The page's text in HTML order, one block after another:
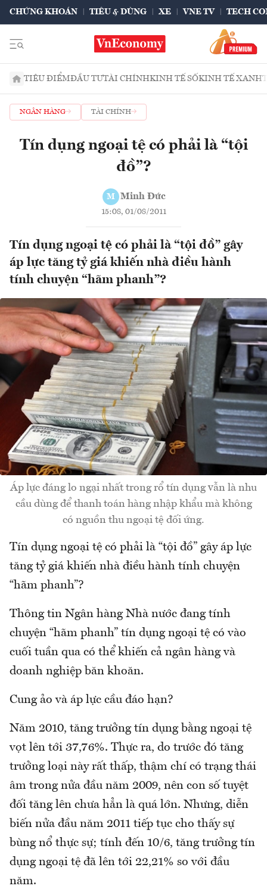
CHỨNG KHOÁN TIÊU & DÙNG XE VNE TV TECH
TIÊU ĐIỂMĐẦU TƯTÀI CHÍNHKINH TẾ SỐKINH TẾ XANH
NGÂN HÀNG TÀI CHÍNH
Tín dụng ngoại tệ có phải là “tội
đồ”?
M Minh Đức
15:08, 01/08/2011
Tín dụng ngoại tệ có phải là “tội đồ” gây
áp lực tăng tỷ giá khiến nhà điều hành
tính chuyện “hãm phanh”?
Áp lực đáng lo ngại nhất trong rổ tín dụng vẫn là nhu
cầu dùng để thanh toán hàng nhập khẩu mà không
có nguồn thu ngoại tệ đối ứng.
Tín dụng ngoại tệ có phải là “tội đồ” gây áp lực
tăng tỷ giá khiến nhà điều hành tính chuyện
“hãm phanh”?
Thông tin Ngân hàng Nhà nước đang tính
chuyện “hãm phanh” tín dụng ngoại tệ có vào
cuối tuần qua có thể khiến cả ngân hàng và
doanh nghiệp băn khoăn.
Cung ảo và áp lực cầu đáo hạn?
Năm 2010, tăng trưởng tín dụng bằng ngoại tệ
vọt lên tới 37,76%. Thực ra, do trước đó tăng
trưởng loại này rất thấp, thậm chí có trạng thái
âm trong nửa đầu năm 2009, nên con số tuyệt
đối tăng lên chưa hẳn là quá lớn. Nhưng, diễn
biến nửa đầu năm 2011 tiếp tục cho thấy sự
bùng nổ thực sự; tính đến 10/6, tăng trưởng tín
dụng ngoại tệ đã lên tới 22,21% so với đầu
năm.